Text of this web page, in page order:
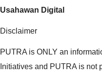
Usahawan Digital
Disclaimer
PUTRA is ONLY an
Initiatives and PUTRA is not